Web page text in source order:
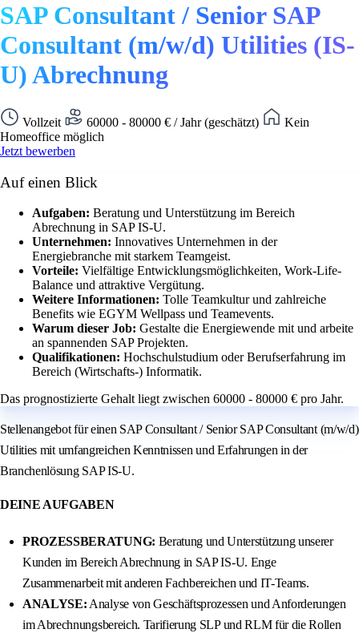
SAP Consultant / Senior SAP
Consultant (m/w/d) Utilities (IS-
U) Abrechnung
Vollzeit 60000 - 80000 € / Jahr (geschätzt)
Kein
Homeoffice möglich
Jetzt bewerben
Auf einen Blick
Aufgaben: Beratung und Unterstützung im Bereich
Abrechnung in SAP IS-U.
Unternehmen: Innovatives Unternehmen in der
Energiebranche mit starkem Teamgeist.
Vorteile: Vielfältige Entwicklungsmöglichkeiten, Work-Life-
Balance und attraktive Vergütung.
Weitere Informationen: Tolle Teamkultur und zahlreiche
Benefits wie EGYM Wellpass und Teamevents.
Warum dieser Job: Gestalte die Energiewende mit und arbeite
an spannenden SAP Projekten.
Qualifikationen: Hochschulstudium oder Berufserfahrung im
Bereich (Wirtschafts-) Informatik.
Das prognostizierte Gehalt liegt zwischen 60000 - 80000 € pro Jahr.
Stellenangebot für einen SAP Consultant / Senior SAP Consultant (m/w/d)
Utilities mit umfangreichen Kenntnissen und Erfahrungen in der
Branchenlösung SAP IS-U.
DEINE AUFGABEN
PROZESSBERATUNG: Beratung und Unterstützung unserer
Kunden im Bereich Abrechnung in SAP IS-U. Enge
Zusammenarbeit mit anderen Fachbereichen und IT-Teams.
ANALYSE: Analyse von Geschäftsprozessen und Anforderungen
im Abrechnungsbereich. Tarifierung SLP und RLM für die Rollen